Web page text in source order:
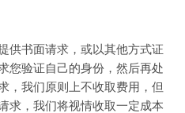
供书面请求，或以其他方式证
您验证自己的身份，然后再处
，我们原则上不收取费用，但
求，我们将视情收取一定成本